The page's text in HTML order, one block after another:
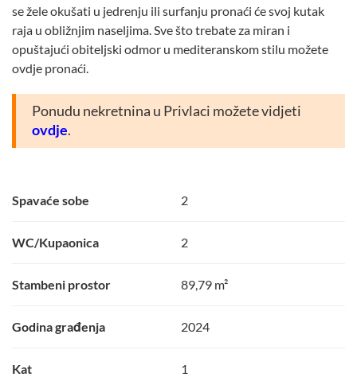
se žele okušati u jedrenju ili surfanju pronaći će svoj kutak
raja u obližnjim naseljima. Sve što trebate za miran i
opuštajući obiteljski odmor u mediteranskom stilu možete
ovdje pronaći.
Ponudu nekretnina u Privlaci možete vidjeti
ovdje.
Spavaće sobe 2
WC/Kupaonica 2
Stambeni prostor 89,79 m²
Godina građenja 2024
Kat 1